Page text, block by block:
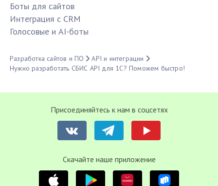
Боты для сайтов
Интеграция с CRM
Голосовые и AI-боты
Разработка сайтов и ПО
API и интеграции
Нужно разработать СБИС API для 1С? Поможем быстро!
Присоединяйтесь к нам в соцсетях
Cкачайте наше приложение